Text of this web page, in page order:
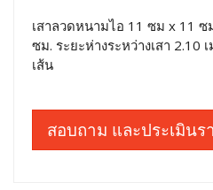
เสาลวดหนามไอ 11 ซม x 11 ซ
ซม. ระยะห่างระหว่างเสา 2.10
เส้น
สอบถาม และประเมินร